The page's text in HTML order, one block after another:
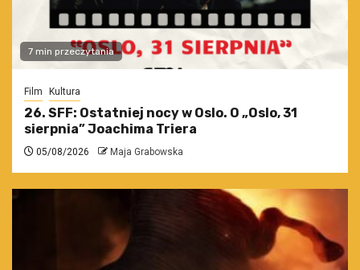
7 min przeczytania
Film Kultura
26. SFF: Ostatniej nocy w Oslo. O „Oslo, 31
sierpnia” Joachima Triera
05/08/2026 Maja Grabowska